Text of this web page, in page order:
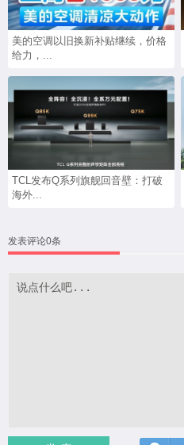
美的空调以旧换新补贴继续，价格
给力，...
TCL发布Q系列旗舰回音壁：打破
海外...
发表评论0条